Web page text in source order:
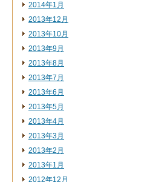
2014年1月
2013年12月
2013年10月
2013年9月
2013年8月
2013年7月
2013年6月
2013年5月
2013年4月
2013年3月
2013年2月
2013年1月
2012年12月